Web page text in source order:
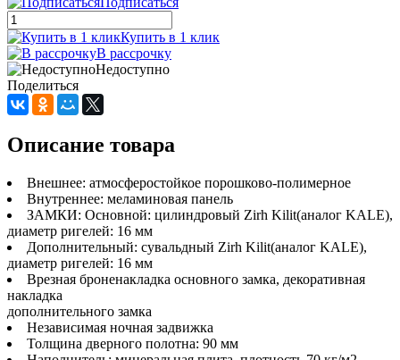
Купить в 1 клик
В рассрочку
Недоступно
Поделиться
Описание товара
Внешнее: атмосферостойкое порошково-полимерное
Внутреннее: меламиновая панель
ЗАМКИ: Основной: цилиндровый Zirh Kilit(аналог KALE),
диаметр ригелей: 16 мм
Дополнительный: сувальдный Zirh Kilit(аналог KALE),
диаметр ригелей: 16 мм
Врезная броненакладка основного замка, декоративная
накладка
дополнительного замка
Независимая ночная задвижка
Толщина дверного полотна: 90 мм